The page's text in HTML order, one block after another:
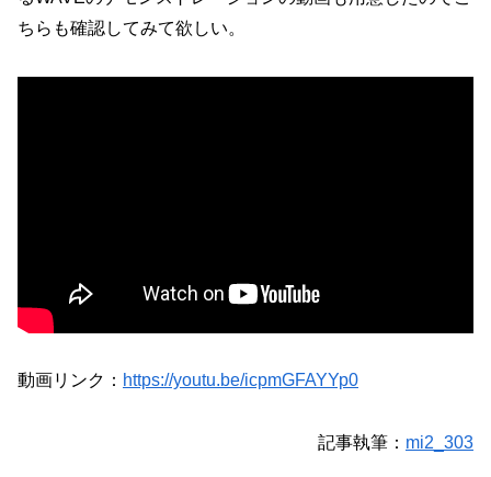
ちらも確認してみて欲しい。
動画リンク： https://youtu.be/icpmGFAYYp0
記事執筆： mi2_303